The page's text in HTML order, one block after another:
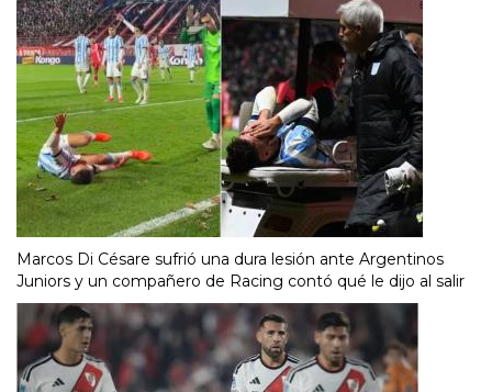
Marcos Di Césare sufrió una dura lesión ante Argentinos
Juniors y un compañero de Racing contó qué le dijo al salir